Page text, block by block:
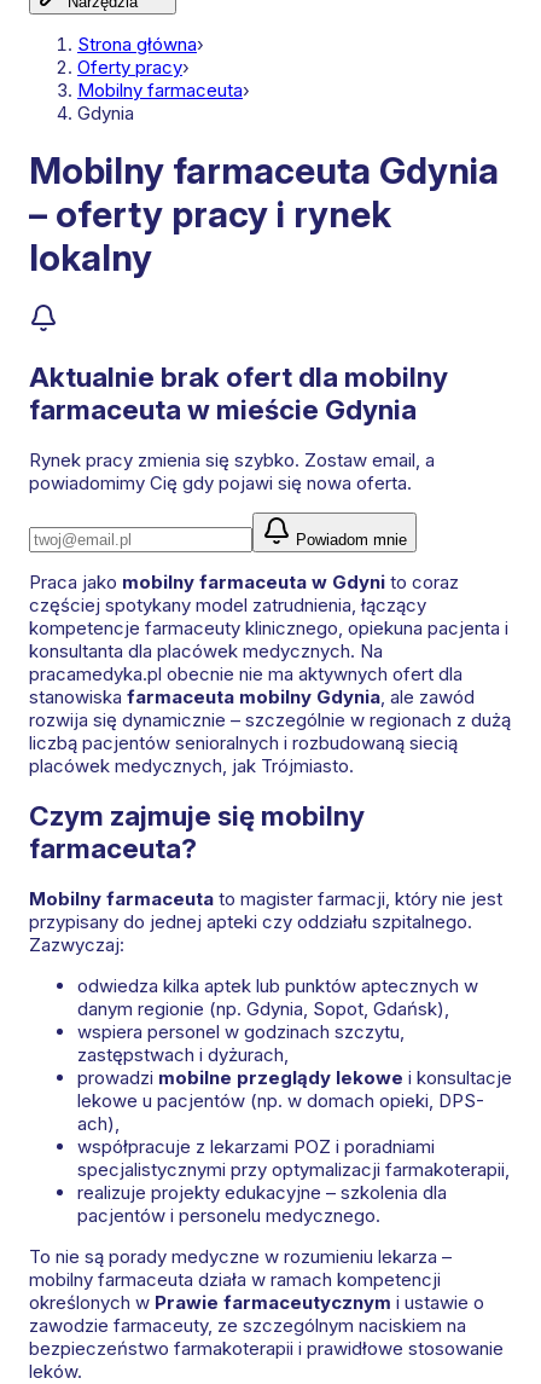
Strona główna›
Oferty pracy›
Mobilny farmaceuta›
Gdynia
Mobilny farmaceuta Gdynia
– oferty pracy i rynek
lokalny
Aktualnie brak ofert dla mobilny
farmaceuta w mieście Gdynia
Rynek pracy zmienia się szybko. Zostaw email, a
powiadomimy Cię gdy pojawi się nowa oferta.
Powiadom mnie
Praca jako mobilny farmaceuta w Gdyni to coraz
częściej spotykany model zatrudnienia, łączący
kompetencje farmaceuty klinicznego, opiekuna pacjenta i
konsultanta dla placówek medycznych. Na
pracamedyka.pl obecnie nie ma aktywnych ofert dla
stanowiska farmaceuta mobilny Gdynia , ale zawód
rozwija się dynamicznie – szczególnie w regionach z dużą
liczbą pacjentów senioralnych i rozbudowaną siecią
placówek medycznych, jak Trójmiasto.
Czym zajmuje się mobilny
farmaceuta?
Mobilny farmaceuta to magister farmacji, który nie jest
przypisany do jednej apteki czy oddziału szpitalnego.
Zazwyczaj:
odwiedza kilka aptek lub punktów aptecznych w
danym regionie (np. Gdynia, Sopot, Gdańsk),
wspiera personel w godzinach szczytu,
zastępstwach i dyżurach,
prowadzi mobilne przeglądy lekowe i konsultacje
lekowe u pacjentów (np. w domach opieki, DPS-
ach),
współpracuje z lekarzami POZ i poradniami
specjalistycznymi przy optymalizacji farmakoterapii,
realizuje projekty edukacyjne – szkolenia dla
pacjentów i personelu medycznego.
To nie są porady medyczne w rozumieniu lekarza –
mobilny farmaceuta działa w ramach kompetencji
określonych w Prawie farmaceutycznym i ustawie o
zawodzie farmaceuty, ze szczególnym naciskiem na
bezpieczeństwo farmakoterapii i prawidłowe stosowanie
leków.